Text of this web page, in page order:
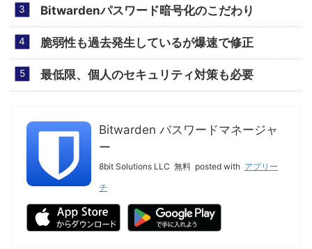
Bitwardenパスワード暗号化のこだわり
脆弱性も過去発生しているが爆速で修正
最低限、個人のセキュリティ対策も必要
Bitwarden パスワードマネージャ
ー
8bit Solutions LLC 無料 posted with アプリー
チ